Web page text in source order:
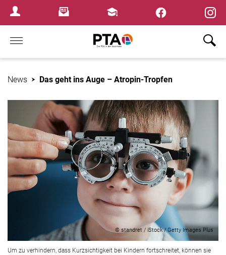
Login MenuNewsletterFortbildungen
Home
News Das geht ins Auge – Atropin-Tropfen
© standret / iStock / Getty Images Plus
Um zu verhindern, dass Kurzsichtigkeit bei Kindern fortschreitet, können sie
×